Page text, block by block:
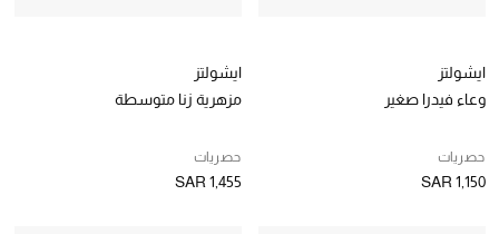
ما وصلنا حديثا
أبرز المصممين
ايشولتز
وعاء فيدرا صغير
حصريات
SAR 1,150
ايشولتز
مزهرية زنا متوسطة
حصريات
SAR 1,455